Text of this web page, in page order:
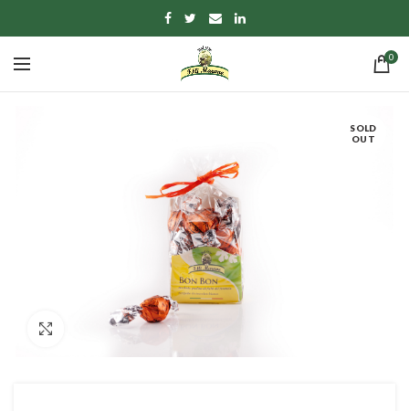
0
SOLD
OUT
Click to enlarge